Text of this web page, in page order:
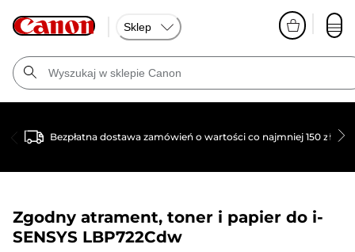
Sklep
Bezpłatna dostawa zamówień o wartości co najmniej 150 zł
Zgodny atrament, toner i papier do i-
SENSYS LBP722Cdw